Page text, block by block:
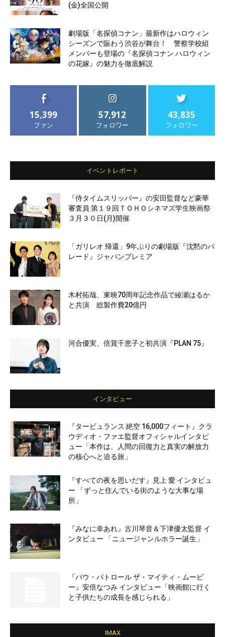
(金)全国公開
劇場版「名探偵コナン」最新作はハロウィン
シーズンで賑わう渋谷が舞台！ 警察学校組
メンバーも登場の『名探偵コナン ハロウィン
の花嫁』の魅力を徹底解説
15,399
ファン
57,912
フォロワー
43,835
フォロワー
イベントレポート
『侍タイムスリッパー』の安田監督など豪華
審査員 第１９回ＴＯＨＯシネマズ学生映画祭
３月３０日(月)開催
「ガリレオ 帰還」9年ぶりの劇場版『沈黙のパ
レード』ジャパンプレミア
木村拓哉、東映70周年記念作品で綾瀬はるか
と共演 総製作費20億円
河合優実、倍賞千恵子と初共演『PLAN 75』
インタビュー
『タービュランス 絶空 16,000フィート』クラ
ウディオ・ファエ監督オフィシャルインタビ
ュー「本作は、人間の回復力と真実の解放力
の核心へと迫る旅」
『すべての夜を思いだす』見上 愛 インタビュ
ー 「ずっと住んでいる街のような大事な場
所」
『みなに幸あれ』古川琴音＆下津優太監督 イ
ンタビュー 「ニュージャンルホラー誕生」
『パウ・パトロール ザ・マイティ・ムービ
ー』安倍なつみ インタビュー「映画館に行く
と子供たちの成長を感じられる」
IMAX